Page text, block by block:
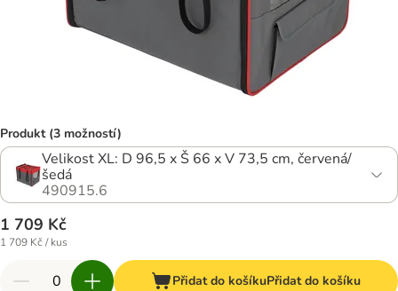
Produkt (3 možností)
Velikost XL: D 96,5 x Š 66 x V 73,5 cm, červená/
šedá
490915.6
1 709 Kč
1 709 Kč / kus
Přidat do košíkuPřidat do košíku